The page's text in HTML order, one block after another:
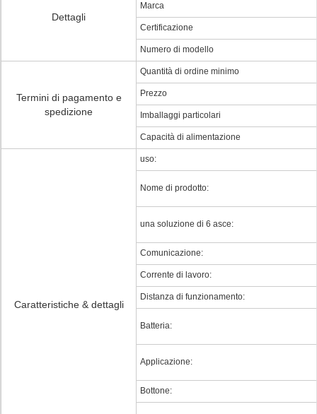
Dettagli
Marca
Certificazione
Numero di modello
Termini di pagamento e
spedizione
Quantità di ordine minimo
Prezzo
Imballaggi particolari
Capacità di alimentazione
Caratteristiche & dettagli
uso:
Nome di prodotto:
una soluzione di 6 asce:
Comunicazione:
Corrente di lavoro:
Distanza di funzionamento:
Batteria:
Applicazione:
Bottone: